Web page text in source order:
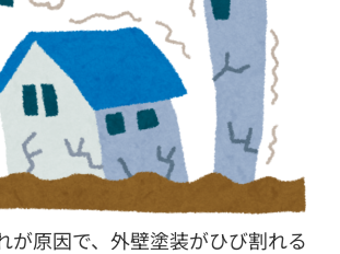
が原因で、外壁塗装がひび割れる